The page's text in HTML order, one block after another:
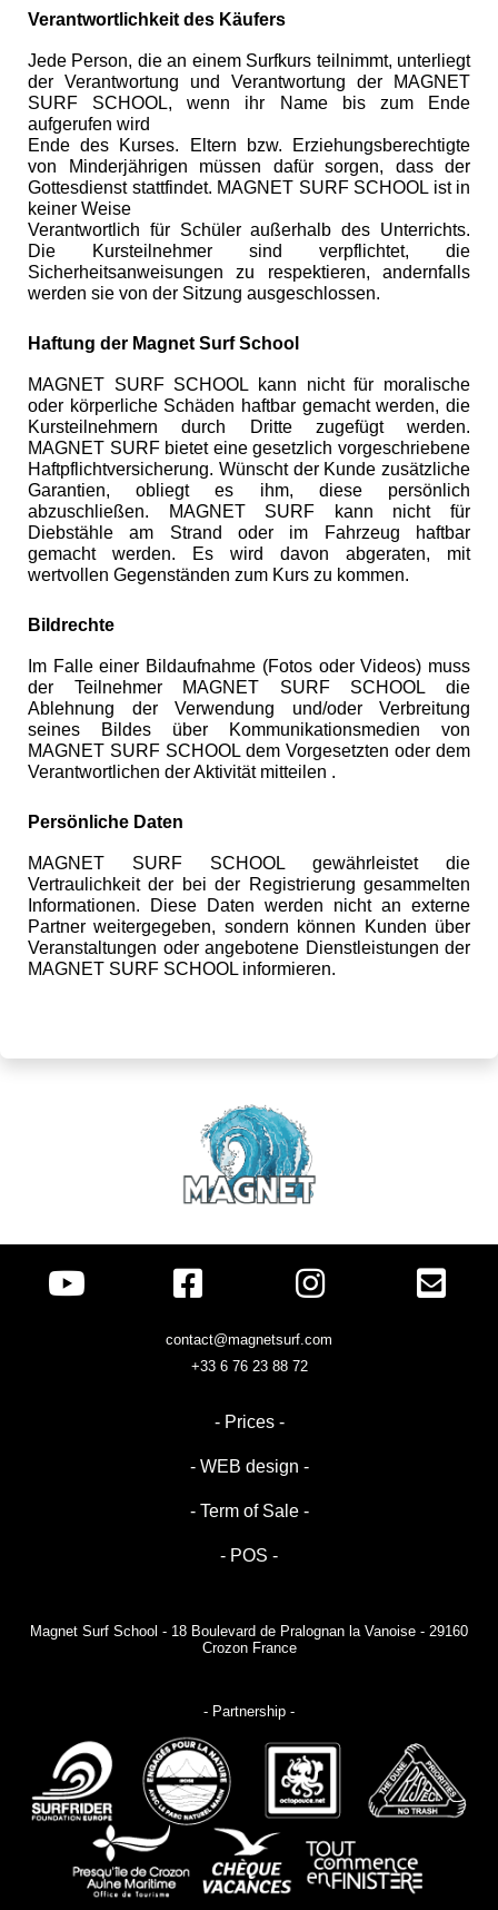
Verantwortlichkeit des Käufers
Jede Person, die an einem Surfkurs teilnimmt, unterliegt
der Verantwortung und Verantwortung der MAGNET
SURF SCHOOL, wenn ihr Name bis zum Ende
aufgerufen wird
Ende des Kurses. Eltern bzw. Erziehungsberechtigte
von Minderjährigen müssen dafür sorgen, dass der
Gottesdienst stattfindet. MAGNET SURF SCHOOL ist in
keiner Weise
Verantwortlich für Schüler außerhalb des Unterrichts.
Die Kursteilnehmer sind verpflichtet, die
Sicherheitsanweisungen zu respektieren, andernfalls
werden sie von der Sitzung ausgeschlossen.
Haftung der Magnet Surf School
MAGNET SURF SCHOOL kann nicht für moralische
oder körperliche Schäden haftbar gemacht werden, die
Kursteilnehmern durch Dritte zugefügt werden.
MAGNET SURF bietet eine gesetzlich vorgeschriebene
Haftpflichtversicherung. Wünscht der Kunde zusätzliche
Garantien, obliegt es ihm, diese persönlich
abzuschließen. MAGNET SURF kann nicht für
Diebstähle am Strand oder im Fahrzeug haftbar
gemacht werden. Es wird davon abgeraten, mit
wertvollen Gegenständen zum Kurs zu kommen.
Bildrechte
Im Falle einer Bildaufnahme (Fotos oder Videos) muss
der Teilnehmer MAGNET SURF SCHOOL die
Ablehnung der Verwendung und/oder Verbreitung
seines Bildes über Kommunikationsmedien von
MAGNET SURF SCHOOL dem Vorgesetzten oder dem
Verantwortlichen der Aktivität mitteilen .
Persönliche Daten
MAGNET SURF SCHOOL gewährleistet die
Vertraulichkeit der bei der Registrierung gesammelten
Informationen. Diese Daten werden nicht an externe
Partner weitergegeben, sondern können Kunden über
Veranstaltungen oder angebotene Dienstleistungen der
MAGNET SURF SCHOOL informieren.
contact@magnetsurf.com
+33 6 76 23 88 72
- Prices -
- WEB design -
- Term of Sale -
- POS -
Magnet Surf School - 18 Boulevard de Pralognan la Vanoise - 29160
Crozon France
- Partnership -